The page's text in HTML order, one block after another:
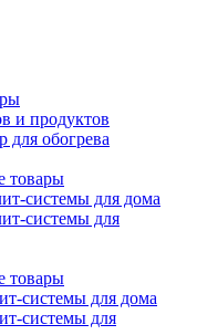
и продуктов
обогрева
товары
системы для дома
системы для
товары
системы для дома
системы для